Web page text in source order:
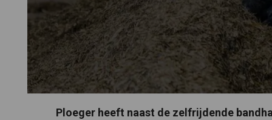
Ploeger heeft naast de zelfrijdende